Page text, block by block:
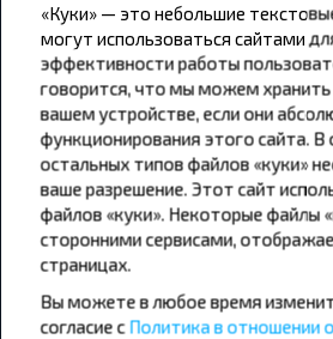
Подписаться
Популярные
направления
«Куки» — это небольшие
могут использоваться сайтами
эффективности работы
говорится, что мы можем хранить
вашем устройстве, если они
функционирования этого сайта. В
остальных типов файлов «куки»
ваше разрешение. Этот сайт
файлов «куки». Некоторые файлы
сторонними сервисами,
страницах.
Вы можете в любое время
согласие сПолитика в отношении